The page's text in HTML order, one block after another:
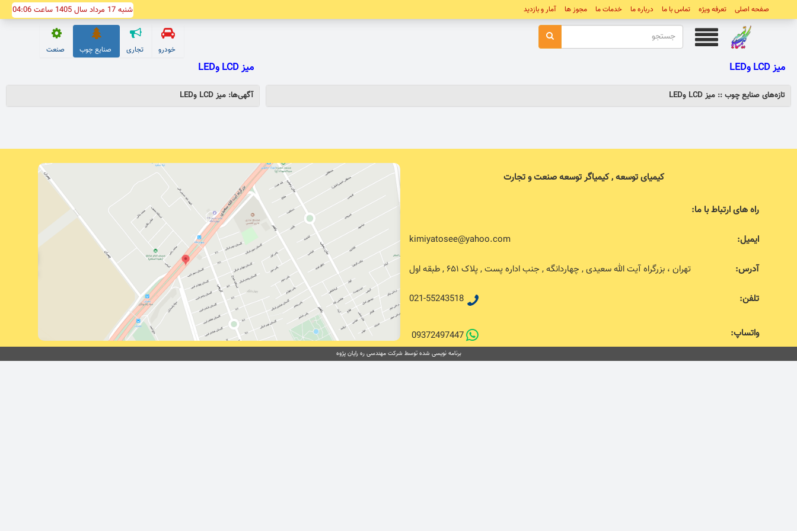
صفحه اصلی تعرفه ویژه تماس با ما درباره ما خدمات ما مجوز ها آمار و بازدید شنبه 17 مرداد سال 1405 ساعت 04:06
صنعت صنایع چوب تجاری خودرو
ميز LCD وLED
تازه‌های صنایع چوب :: ميز LCD وLED
ميز LCD وLED
آگهی‌ها: ميز LCD وLED
کیمیای توسعه , کیمیاگر توسعه صنعت و تجارت
راه های ارتباط با ما:
ایمیل: kimiyatosee@yahoo.com
آدرس: تهران ، بزرگراه آیت الله سعیدی , چهاردانگه , جنب اداره پست , پلاک ۶۵۱ , طبقه اول
تلفن: 021-55243518
واتساپ: 09372497447
برنامه نویسی شده توسط شرکت مهندسی ره رایان پژوه